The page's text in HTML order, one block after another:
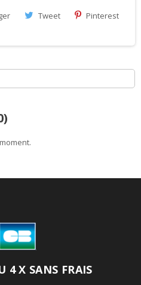
Tweet Pinterest
4 X SANS FRAIS